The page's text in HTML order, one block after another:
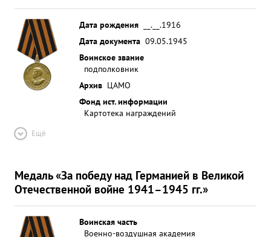
Дата рождения
__.__.1916
Дата документа 09.05.1945
Воинское звание
подполковник
Архив ЦАМО
Фонд ист. информации
Картотека награждений
Ещё
Медаль «За победу над Германией в Великой
Отечественной войне 1941–1945 гг.»
Воинская часть
Военно-воздушная академия